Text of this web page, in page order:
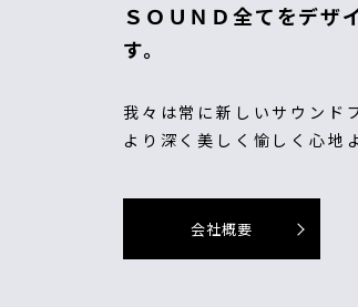
ＳＯＵＮＤ全てをデザ
す。
我々は常に新しいサウンド
より深く美しく愉しく心地
会社概要